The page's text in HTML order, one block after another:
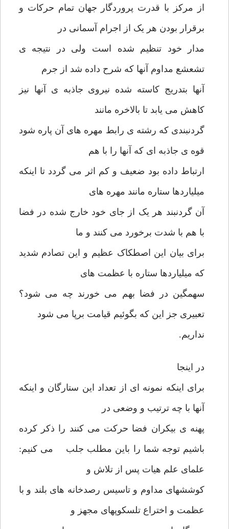
از مرکز با قدرت پروردگار جهان تمام حرکات و
برقرار بودن هر یک از اجرام آسمانی در
مدار خود تنظیم شده است ولی در نتیجه ی
تشعشع مداوم آنها که شرح داده شد از جرم
آنها بتدریج کاسته شده نیروی جاذبه ی آنها نیز
کاهش می یابد تا بالاخره مانند
گردنبندی که رشته ی رابط مهره های آن پاره شود
قوه ی جاذبه ای که آنها را با هم
ارتباط داده بود ضعیف و کم اثر می گردد تا اینکه
میلیاردها ستاره مانند مهره های
آن گردنبند هر یک از جای خود خارج شده در فضا
با هم با شدت برخورد می کنند و ما
برای بیان این اصطکاک عظیم و این تصادم شدید
که میلیاردها ستاره با عظمت های
سهمگین در فضا بهم می خورند چه می شود؟
تعبیری جز این که بگوئیم قیامت برپا می شود
نداریم.
در اینجا
برای اینکه نمونه ای از تعداد این ستارگان و اینکه
آنها با چه ترتیب و وضعی در
پهنه ی بیکران فضا حرکت می کنند را ذکر کرده
باشیم توجه شما را باین مطلب جلب می کنیم:
علمای علم هیات پس از تلاش و
کوششهای مداوم و تاسیس رصدخانه های بلند و با
عظمت و اختراع تلسکوپهای مجهز و